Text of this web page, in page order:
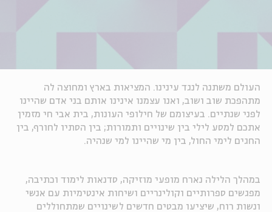
העולם משתנה לנגד עינינו. המציאות בארץ ומחוצה לה
מתהפכת שוב ושוב, ואנו עצמנו אינינו אותם בני אדם שהיינו
לפני שנתיים. בעיצומם של חילופי העונות, בית אבי חי מזמין
אתכם למסע לילי בין שינויים ותמורות; בין הסתיו לחורף, בין
החגים לימי החול, בין מי שהיינו למי שנהיה.
במהלך הלילה נארח מופעי מוזיקה, סדנאות לימוד וכתיבה,
מפגשים ספרותיים וקולינריים ושיחות אינטימיות עם אנשי
ונשות רוח, שיציעו מבטים חדשים לשינויים שמתחוללים